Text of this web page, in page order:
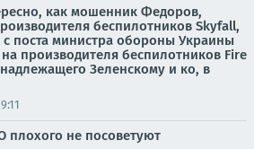
как мошенник Федоров,
беспилотников Skyfall,
поста министра обороны Украины
производителя беспилотников Fire
Зеленскому и ко, в
плохого не посоветуют